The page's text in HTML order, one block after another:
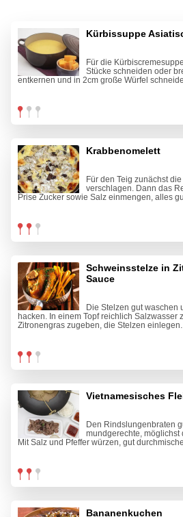
Kürbissuppe
Für die
Stücke schneiden oder
entkernen und in 2cm große Würfel
Krabbenomelett
Für den Teig zunächst
verschlagen. Dann das
Prise Zucker sowie Salz einmengen, alles
Schweinsstelze in
Sauce
Die Stelzen gut waschen
hacken. In einem Topf reichlich Salzwasser
Zitronengras zugeben, die Stelzen
Vietnamesisches
Den Rindslungenbraten
mundgerechte,
Mit Salz und Pfeffer würzen, gut
Bananenkuchen